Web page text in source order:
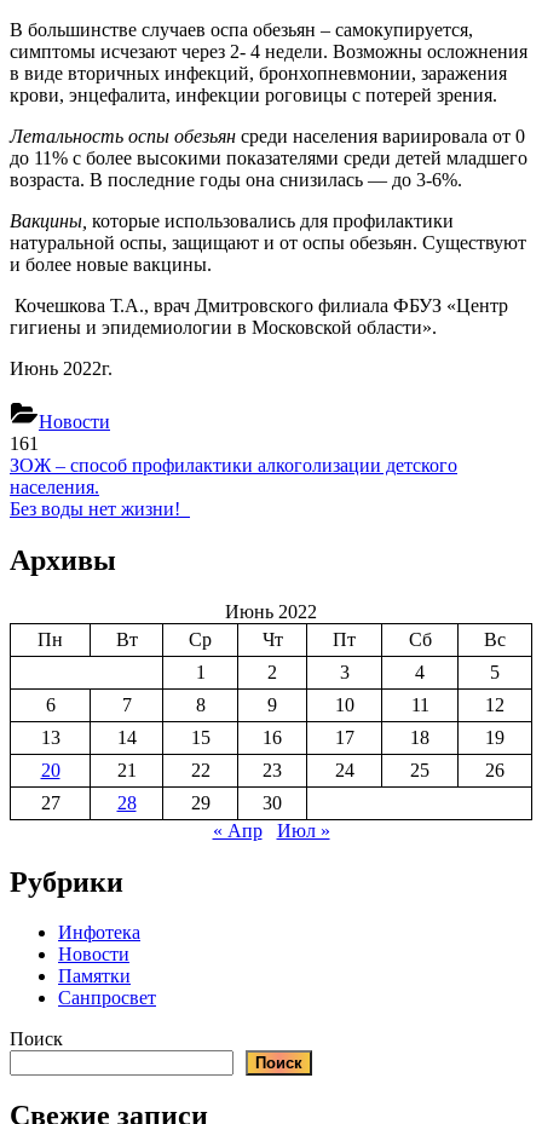
В большинстве случаев оспа обезьян – самокупируется,
симптомы исчезают через 2- 4 недели. Возможны осложнения
в виде вторичных инфекций, бронхопневмонии, заражения
крови, энцефалита, инфекции роговицы с потерей зрения.
Летальность оспы обезьян среди населения вариировала от 0
до 11% с более высокими показателями среди детей младшего
возраста. В последние годы она снизилась — до 3-6%.
Вакцины, которые использовались для профилактики
натуральной оспы, защищают и от оспы обезьян. Существуют
и более новые вакцины.
Кочешкова Т.А., врач Дмитровского филиала ФБУЗ «Центр
гигиены и эпидемиологии в Московской области».
Июнь 2022г.
Новости
161
Навигация
по
Previous
Post:
ЗОЖ – способ профилактики алкоголизации детского
населения.
Next
Без воды нет жизни!
Архивы
Июнь 2022
Пн
Вт Ср Чт Пт Сб
Вс
1
2 3 4
5
6
7 8 9 10 11
12
13
14 15 16 17 18
19
20
21 22 23 24 25
26
27
28 29
30
« Апр
Июл »
Рубрики
Инфотека
Новости
Памятки
Санпросвет
Поиск
Поиск
Свежие записи